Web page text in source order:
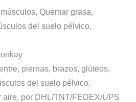
Quemar grasa,
del suelo pélvico.
piernas, brazos, glúteos,
del suelo pélvico.
aire, por DHL/TNT/FEDEX/UPS